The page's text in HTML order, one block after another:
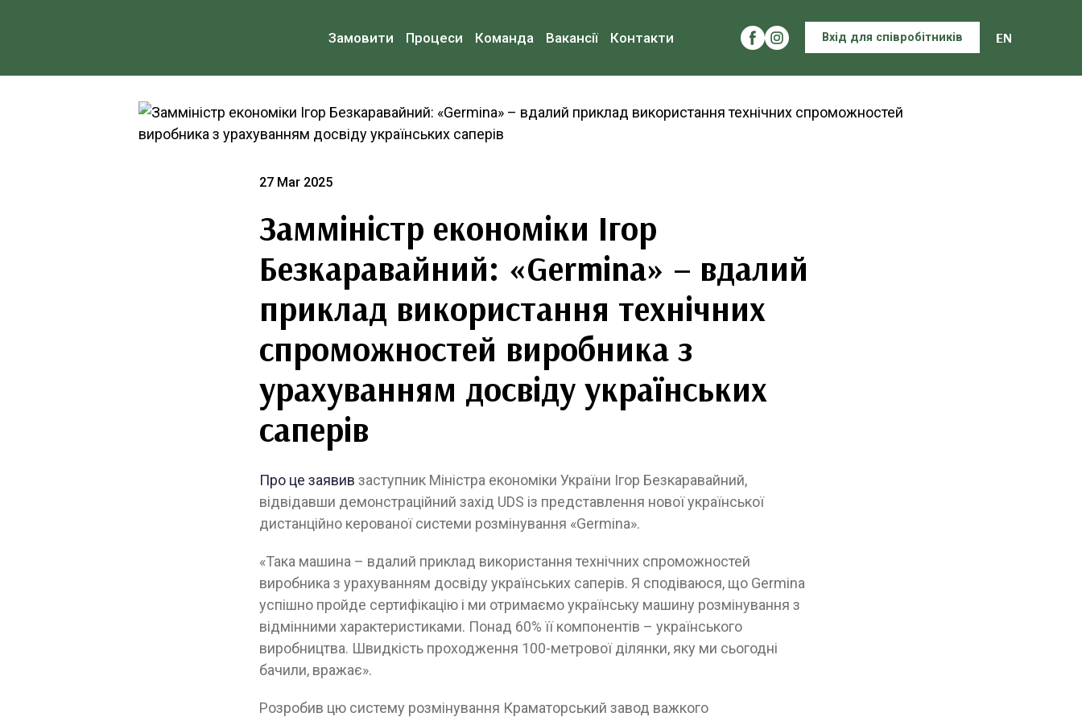
Замовити Процеси Команда Вакансії Контакти Вхід для співробітників EN
27 Mar 2025
Замміністр економіки Ігор
Безкаравайний: «Germina» – вдалий
приклад використання технічних
спроможностей виробника з
урахуванням досвіду українських
саперів
Про це заявив заступник Міністра економіки України Ігор Безкаравайний,
відвідавши демонстраційний захід UDS із представлення нової української
дистанційно керованої системи розмінування «Germina».
«Така машина – вдалий приклад використання технічних спроможностей
виробника з урахуванням досвіду українських саперів. Я сподіваюся, що Germina
успішно пройде сертифікацію і ми отримаємо українську машину розмінування з
відмінними характеристиками. Понад 60% її компонентів – українського
виробництва. Швидкість проходження 100-метрової ділянки, яку ми сьогодні
бачили, вражає».
Розробив цю систему розмінування Краматорський завод важкого